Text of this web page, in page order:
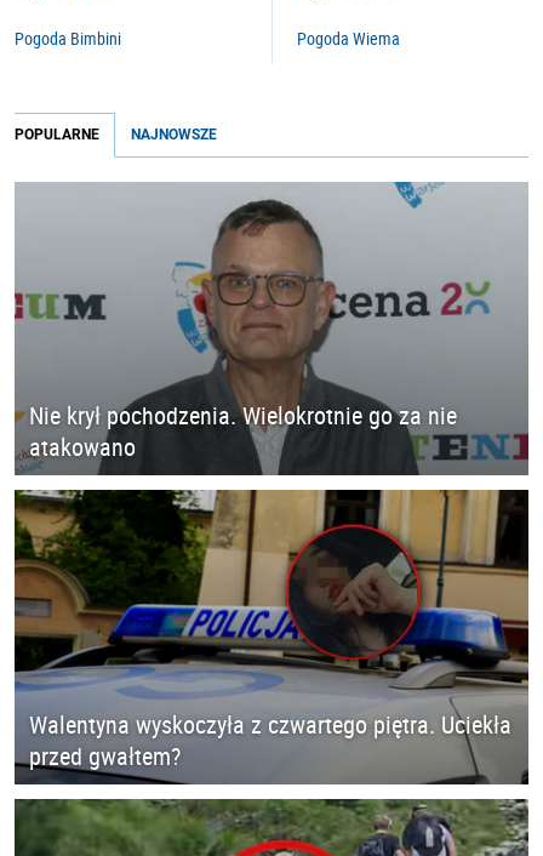
Pogoda Bimbini Pogoda Wiema
POPULARNE NAJNOWSZE
Nie krył pochodzenia. Wielokrotnie go za nie
atakowano
Walentyna wyskoczyła z czwartego piętra. Uciekła
przed gwałtem?